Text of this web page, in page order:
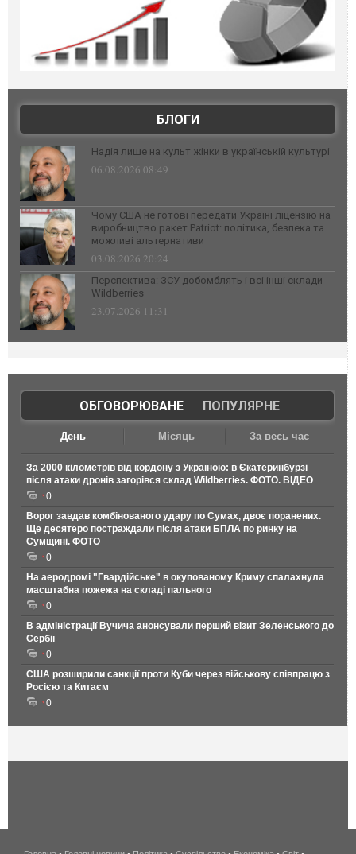
БЛОГИ
Надія лише на культ жінки в українській культурі
06.08.2026 08:49
Чому США не готові передати Україні ліцензію на
виробництво ракет Patriot: політика, безпека та
можливі альтернативи
03.08.2026 20:24
Перспектива: ЗСУ добомблять і всі інші склади
Wildberries
23.07.2026 11:31
ОБГОВОРЮВАНЕ| ПОПУЛЯРНЕ
День Місяць За весь час
За 2000 кілометрів від кордону з Україною: в Єкатеринбурзі
після атаки дронів загорівся склад Wildberries. ФОТО. ВІДЕО
0
Ворог завдав комбінованого удару по Сумах, двоє поранених.
Ще десятеро постраждали після атаки БПЛА по ринку на
Сумщині. ФОТО
0
На аеродромі "Гвардійське" в окупованому Криму спалахнула
масштабна пожежа на складі пального
0
В адміністрації Вучича анонсували перший візит Зеленського до
Сербії
0
США розширили санкції проти Куби через військову співпрацю з
Росією та Китаєм
0